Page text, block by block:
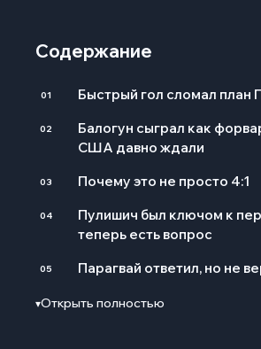
Содержание
01 Быстрый гол сломал план
02
Балогун сыграл как
США давно ждали
03 Почему это не просто 4:1
04
Пулишич был ключом к
теперь есть вопрос
05 Парагвай ответил, но не
06 Что значит победа США
▾Открыть полностью